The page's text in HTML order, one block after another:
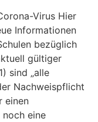
Virus Hier
Informationen
bezüglich
gültiger
sind „alle
Nachweispflicht
einen
noch eine